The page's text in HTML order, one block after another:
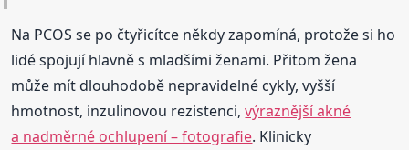
Na PCOS se po čtyřicítce někdy zapomíná, protože si ho
lidé spojují hlavně s mladšími ženami. Přitom žena
může mít dlouhodobě nepravidelné cykly, vyšší
hmotnost, inzulinovou rezistenci,výraznější akné
a nadměrné ochlupení – fotografie. Klinicky